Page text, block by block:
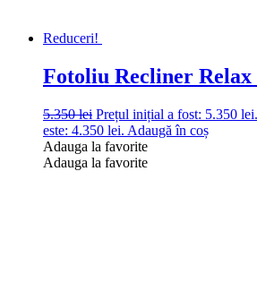
Reduceri!
Fotoliu Recliner
5.350lei Prețul inițial a fost: 5.350 lei.
este: 4.350 lei. Adaugă în coș
Adauga la favorite
Adauga la favorite